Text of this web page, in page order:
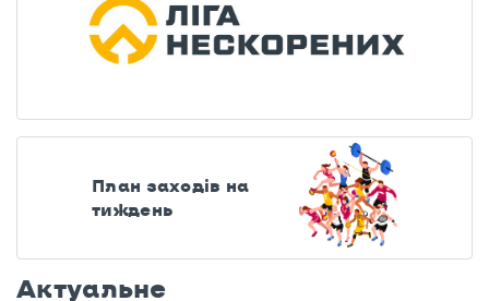
План заходів на
тиждень
Актуальне